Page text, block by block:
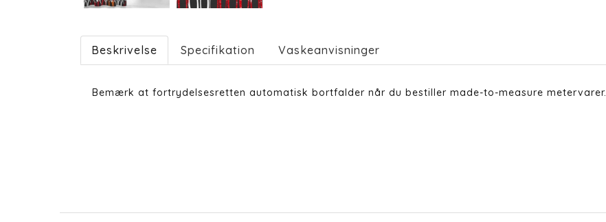
Beskrivelse Specifikation Vaskeanvisninger
Bemærk at fortrydelsesretten automatisk bortfalder når du bestiller made-to-measure metervarer.